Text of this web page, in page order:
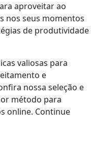
aproveitar ao
nos seus momentos
de produtividade
valiosas para
e
nossa seleção e
método para
online. Continue